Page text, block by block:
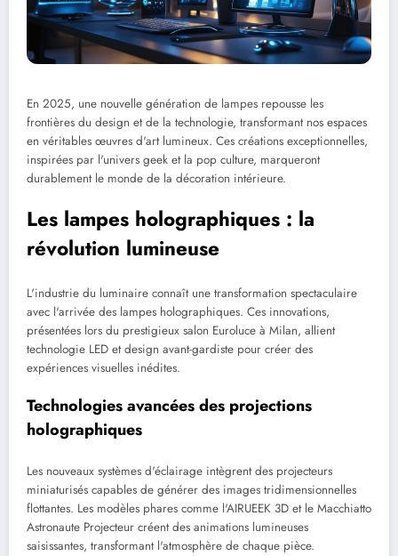
En 2025, une nouvelle génération de lampes repousse les
frontières du design et de la technologie, transformant nos espaces
en véritables œuvres d'art lumineux. Ces créations exceptionnelles,
inspirées par l'univers geek et la pop culture, marqueront
durablement le monde de la décoration intérieure.
Les lampes holographiques : la
révolution lumineuse
L'industrie du luminaire connaît une transformation spectaculaire
avec l'arrivée des lampes holographiques. Ces innovations,
présentées lors du prestigieux salon Euroluce à Milan, allient
technologie LED et design avant-gardiste pour créer des
expériences visuelles inédites.
Technologies avancées des projections
holographiques
Les nouveaux systèmes d'éclairage intègrent des projecteurs
miniaturisés capables de générer des images tridimensionnelles
flottantes. Les modèles phares comme l'AIRUEEK 3D et le Macchiatto
Astronaute Projecteur créent des animations lumineuses
saisissantes, transformant l'atmosphère de chaque pièce.